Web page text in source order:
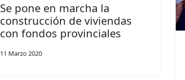
Se pone en marcha la
construcción de viviendas
con fondos provinciales
11 Marzo 2020